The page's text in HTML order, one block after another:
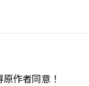
作者同意！